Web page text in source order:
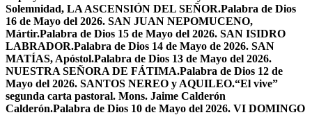
Solemnidad, LA ASCENSIÓN DEL SEÑOR.Palabra de Dios
16 de Mayo del 2026. SAN JUAN NEPOMUCENO,
Mártir.Palabra de Dios 15 de Mayo del 2026. SAN ISIDRO
LABRADOR.Palabra de Dios 14 de Mayo de 2026. SAN
MATÍAS, Apóstol.Palabra de Dios 13 de Mayo del 2026.
NUESTRA SEÑORA DE FÁTIMA.Palabra de Dios 12 de
Mayo del 2026. SANTOS NEREO y AQUILEO.“El vive”
segunda carta pastoral. Mons. Jaime Calderón
Calderón.Palabra de Dios 10 de Mayo del 2026. VI DOMINGO